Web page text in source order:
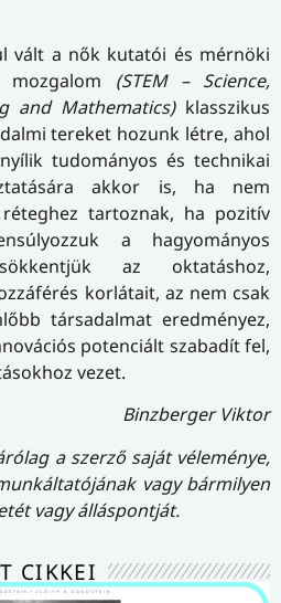
vált a nők kutatói és mérnöki
mozgalom (STEM – Science,
and Mathematics) klasszikus
tereket hozunk létre, ahol
tudományos és technikai
akkor is, ha nem
tartoznak, ha pozitív
a hagyományos
az oktatáshoz,
korlátait, az nem csak
társadalmat eredményez,
potenciált szabadít fel,
vezet.
Binzberger Viktor
a szerző saját véleménye,
vagy bármilyen
vagy álláspontját.
CIKKEI